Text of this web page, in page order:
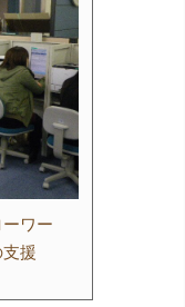
ワー
援